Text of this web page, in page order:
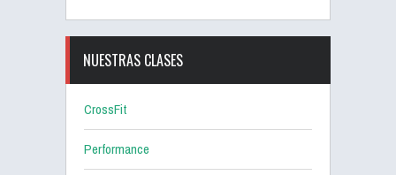
NUESTRAS CLASES
CrossFit
Performance